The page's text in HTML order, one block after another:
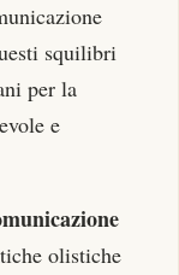
squilibri
per la
e
olistiche